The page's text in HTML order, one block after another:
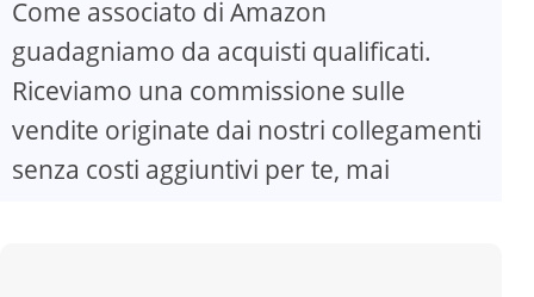
y
V
i
Come associato di Amazon
guadagniamo da acquisti qualificati.
Riceviamo una commissione sulle
vendite originate dai nostri collegamenti
senza costi aggiuntivi per te, mai